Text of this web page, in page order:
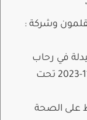
وشركة :
في رحاب
جامعة القلمون مساء يوم الثلاثاء 14-11-2023 تحت
على الصحة